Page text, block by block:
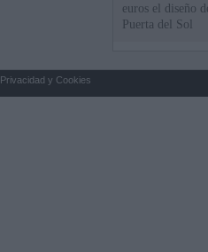
euros el diseño
Puerta del Sol
Privacidad y Cookies